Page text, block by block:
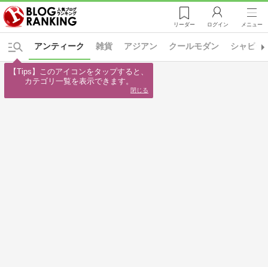
リーダー ログイン メニュー
雑貨 アジアン
アンティーク クールモダン シャビー
【Tips】このアイコンをタップすると、
カテゴリ一覧を表示できます。
閉じる